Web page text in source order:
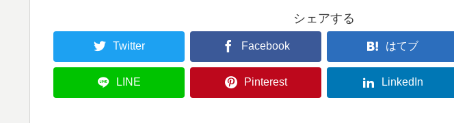
シェアする
Twitter Facebook はてブ
LINE Pinterest LinkedIn